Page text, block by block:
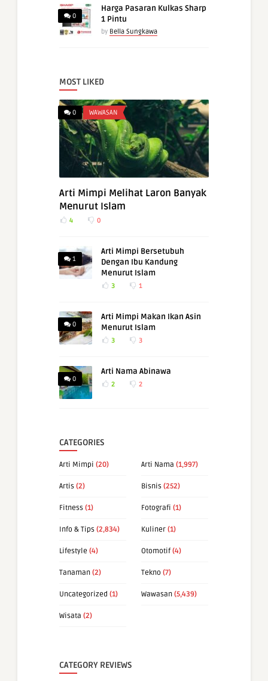
0
Harga Pasaran Kulkas Sharp
1 Pintu
by Bella Sungkawa
MOST LIKED
0 WAWASAN
Arti Mimpi Melihat Laron Banyak
Menurut Islam
4 0
1
Arti Mimpi Bersetubuh
Dengan Ibu Kandung
Menurut Islam
3 1
0
Arti Mimpi Makan Ikan Asin
Menurut Islam
3 3
0
Arti Nama Abinawa
2 2
CATEGORIES
Arti Mimpi (20) Arti Nama (1,997)
Artis (2) Bisnis (252)
Fitness (1) Fotografi (1)
Info & Tips (2,834) Kuliner (1)
Lifestyle (4) Otomotif (4)
Tanaman (2) Tekno (7)
Uncategorized (1) Wawasan (5,439)
Wisata (2)
CATEGORY REVIEWS